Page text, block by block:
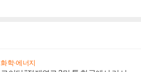
화학·에너지